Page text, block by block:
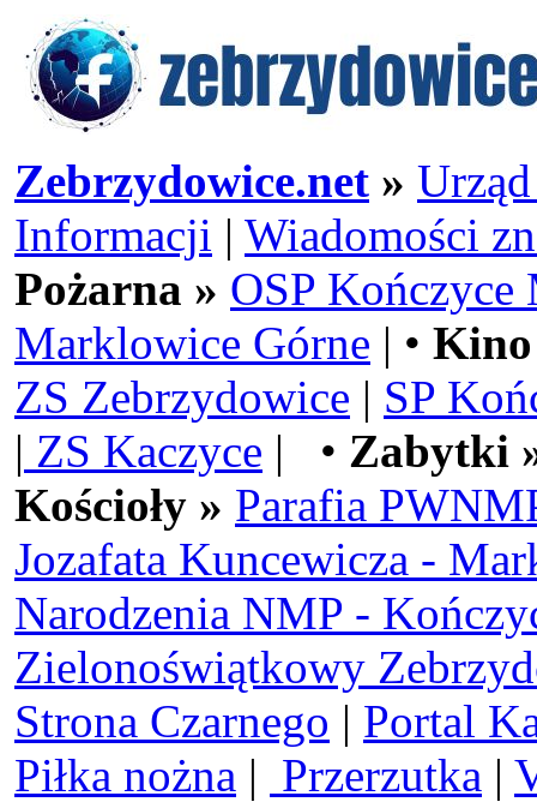
Zebrzydowice.net »
Informacji | Wiadomości
Pożarna » OSP Kończyce
Marklowice Górne | •
ZS Zebrzydowice | SP
| ZS Kaczyce | • Zabytki
Kościoły » Parafia
Jozafata Kuncewicza -
Narodzenia NMP -
Zielonoświątkowy
Strona Czarnego | Portal
Piłka nożna | Przerzutka |